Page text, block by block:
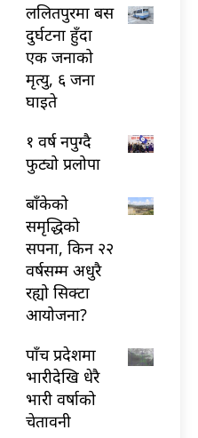
ललितपुरमा बस
दुर्घटना हुँदा
एक जनाको
मृत्यु, ६ जना
घाइते
१ वर्ष नपुग्दै
फुट्यो प्रलोपा
बाँकेको
समृद्धिको
सपना, किन २२
वर्षसम्म अधुरै
रह्यो सिक्टा
आयोजना?
पाँच प्रदेशमा
भारीदेखि धेरै
भारी वर्षाको
चेतावनी